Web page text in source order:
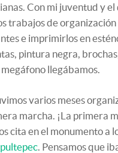
Con mi juventud y
trabajos de
e imprimirlos en
pintura negra,
megáfono llegábamos.
varios meses
marcha. ¡La primera
cita en el monumento a
. Pensamos que